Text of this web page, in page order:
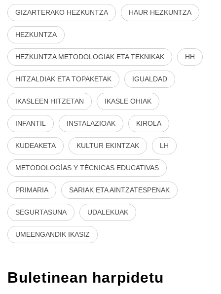
GIZARTERAKO HEZKUNTZA HAUR HEZKUNTZA
HEZKUNTZA
HEZKUNTZA METODOLOGIAK ETA TEKNIKAK HH
HITZALDIAK ETA TOPAKETAK IGUALDAD
IKASLEEN HITZETAN IKASLE OHIAK
INFANTIL INSTALAZIOAK KIROLA
KUDEAKETA KULTUR EKINTZAK LH
METODOLOGÍAS Y TÉCNICAS EDUCATIVAS
PRIMARIA SARIAK ETA AINTZATESPENAK
SEGURTASUNA UDALEKUAK
UMEENGANDIK IKASIZ
Buletinean harpidetu